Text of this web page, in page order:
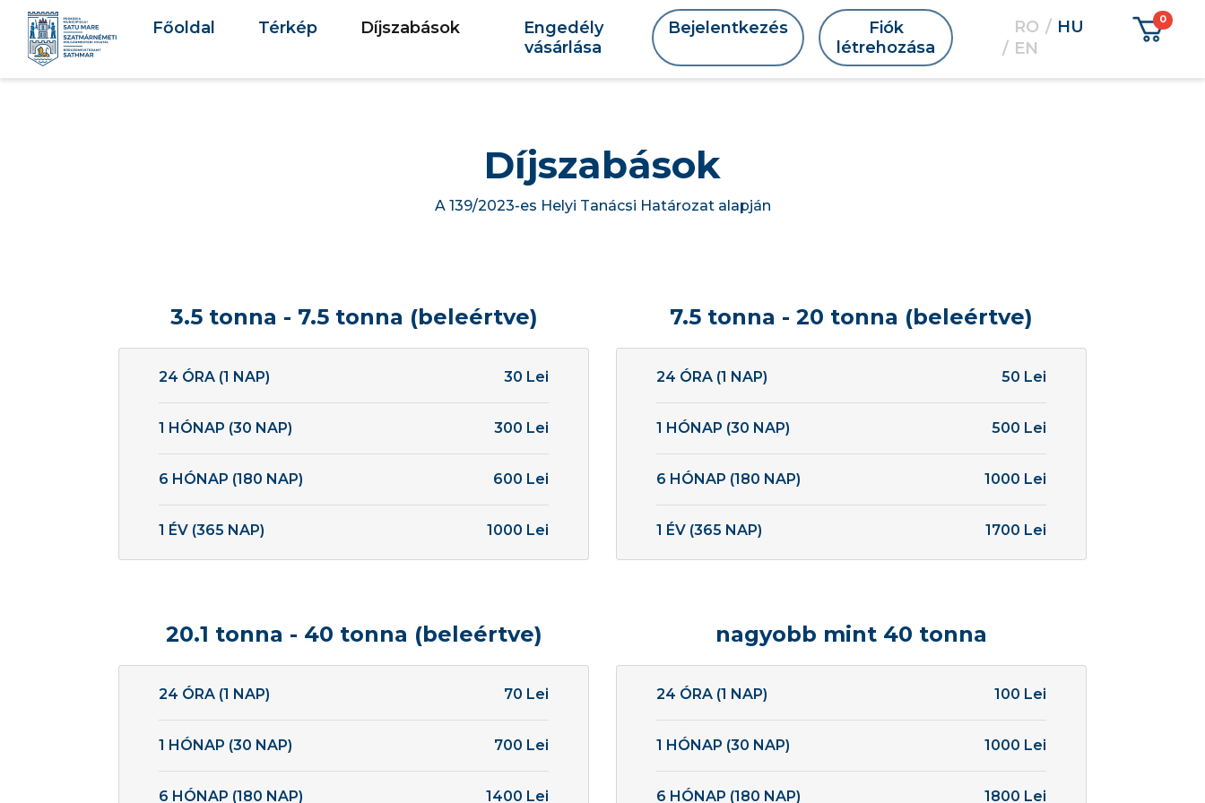
Főoldal Térkép Díjszabások
Engedély
vásárlása
Bejelentkezés
Fiók
létrehozása
RO
HU
EN
Díjszabások
A 139/2023-es Helyi Tanácsi Határozat alapján
3.5 tonna - 7.5 tonna (beleértve)
24 ÓRA (1 NAP) 30 Lei
1 HÓNAP (30 NAP) 300 Lei
6 HÓNAP (180 NAP) 600 Lei
1 ÉV (365 NAP) 1000 Lei
7.5 tonna - 20 tonna (beleértve)
24 ÓRA (1 NAP) 50 Lei
1 HÓNAP (30 NAP) 500 Lei
6 HÓNAP (180 NAP) 1000 Lei
1 ÉV (365 NAP) 1700 Lei
20.1 tonna - 40 tonna (beleértve)
24 ÓRA (1 NAP) 70 Lei
1 HÓNAP (30 NAP) 700 Lei
6 HÓNAP (180 NAP) 1400 Lei
nagyobb mint 40 tonna
24 ÓRA (1 NAP) 100 Lei
1 HÓNAP (30 NAP) 1000 Lei
6 HÓNAP (180 NAP) 1800 Lei